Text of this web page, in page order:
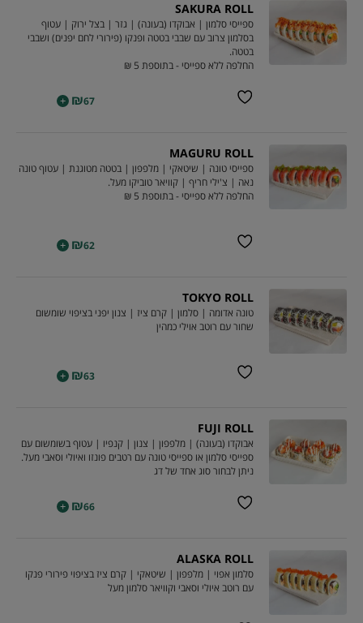
SAKURA ROLL
ספייסי סלמון | אבוקדו (בעונה) | גזר | בצל ירוק | עטוף
בסלמון צרוב עם שבבי בטטה ופנקו (פירורי לחם יפנים) ושבבי
בטטה.
החלפה ללא ספייסי - בתוספת 5 ₪
₪67
+
MAGURU ROLL
ספייסי טונה | שיטאקי | מלפפון | בטטה מטוגנת | עטוף טונה
נאה | צ'ילי חריף | קוויאר טוביקו מעל.
החלפה ללא ספייסי - בתוספת 5 ₪
₪62
+
TOKYO ROLL
טונה אדומה | סלמון | קרם ציז | צנון יפני בציפוי שומשום
שחור עם רוטב אוילי כמהין
₪63
+
FUJI ROLL
אבוקדו (בעונה) | מלפפון | צנון | קנפיו | עטוף בשומשום עם
ספייסי סלמון או ספייסי טונה עם רטבים פונזו ואיולי וסאבי מעל.
ניתן לבחור סוג אחד של דג
₪66
+
ALASKA ROLL
סלמון אפוי | מלפפון | שיטאקי | קרם ציז בציפוי פירורי פנקו
עם רוטב איולי וסאבי וקוויאר סלמון מעל